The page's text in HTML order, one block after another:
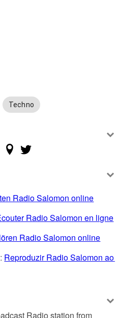
Techno
Radio Salomon online
Radio Salomon en ligne
Radio Salomon online
Reproduzir Radio Salomon ao
Radio station from